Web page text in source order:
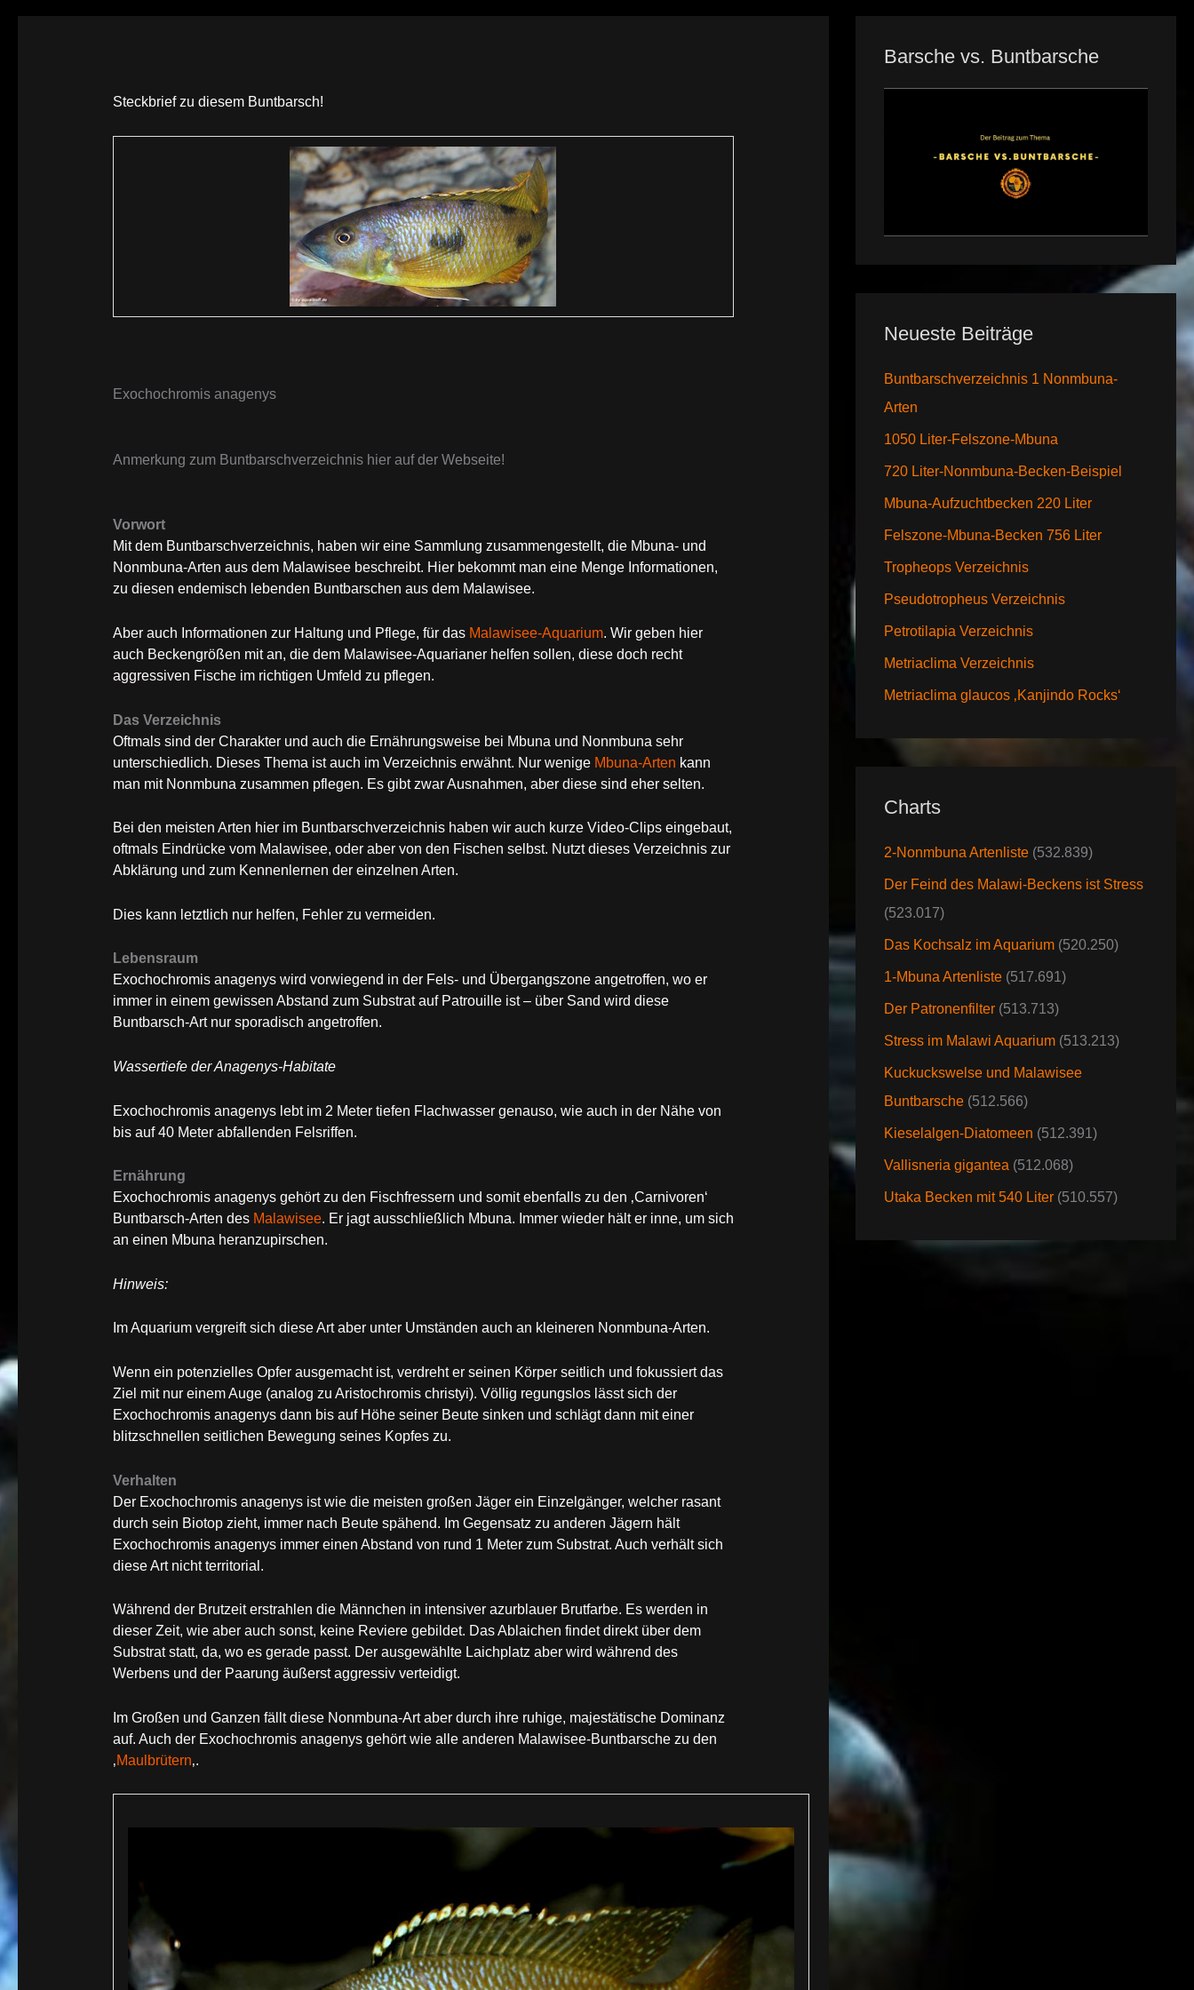
Steckbrief zu diesem Buntbarsch!
Exochochromis anagenys
Anmerkung zum Buntbarschverzeichnis hier auf der Webseite!
Vorwort
Mit dem Buntbarschverzeichnis, haben wir eine Sammlung zusammengestellt, die Mbuna- und
Nonmbuna-Arten aus dem Malawisee beschreibt. Hier bekommt man eine Menge Informationen,
zu diesen endemisch lebenden Buntbarschen aus dem Malawisee.
Aber auch Informationen zur Haltung und Pflege, für das Malawisee-Aquarium. Wir geben hier
auch Beckengrößen mit an, die dem Malawisee-Aquarianer helfen sollen, diese doch recht
aggressiven Fische im richtigen Umfeld zu pflegen.
Das Verzeichnis
Oftmals sind der Charakter und auch die Ernährungsweise bei Mbuna und Nonmbuna sehr
unterschiedlich. Dieses Thema ist auch im Verzeichnis erwähnt. Nur wenige Mbuna-Arten kann
man mit Nonmbuna zusammen pflegen. Es gibt zwar Ausnahmen, aber diese sind eher selten.
Bei den meisten Arten hier im Buntbarschverzeichnis haben wir auch kurze Video-Clips eingebaut,
oftmals Eindrücke vom Malawisee, oder aber von den Fischen selbst. Nutzt dieses Verzeichnis zur
Abklärung und zum Kennenlernen der einzelnen Arten.
Dies kann letztlich nur helfen, Fehler zu vermeiden.
Lebensraum
Exochochromis anagenys wird vorwiegend in der Fels- und Übergangszone angetroffen, wo er
immer in einem gewissen Abstand zum Substrat auf Patrouille ist – über Sand wird diese
Buntbarsch-Art nur sporadisch angetroffen.
Wassertiefe der Anagenys-Habitate
Exochochromis anagenys lebt im 2 Meter tiefen Flachwasser genauso, wie auch in der Nähe von
bis auf 40 Meter abfallenden Felsriffen.
Ernährung
Exochochromis anagenys gehört zu den Fischfressern und somit ebenfalls zu den ‚Carnivoren‘
Buntbarsch-Arten des Malawisee. Er jagt ausschließlich Mbuna. Immer wieder hält er inne, um sich
an einen Mbuna heranzupirschen.
Hinweis:
Im Aquarium vergreift sich diese Art aber unter Umständen auch an kleineren Nonmbuna-Arten.
Wenn ein potenzielles Opfer ausgemacht ist, verdreht er seinen Körper seitlich und fokussiert das
Ziel mit nur einem Auge (analog zu Aristochromis christyi). Völlig regungslos lässt sich der
Exochochromis anagenys dann bis auf Höhe seiner Beute sinken und schlägt dann mit einer
blitzschnellen seitlichen Bewegung seines Kopfes zu.
Verhalten
Der Exochochromis anagenys ist wie die meisten großen Jäger ein Einzelgänger, welcher rasant
durch sein Biotop zieht, immer nach Beute spähend. Im Gegensatz zu anderen Jägern hält
Exochochromis anagenys immer einen Abstand von rund 1 Meter zum Substrat. Auch verhält sich
diese Art nicht territorial.
Während der Brutzeit erstrahlen die Männchen in intensiver azurblauer Brutfarbe. Es werden in
dieser Zeit, wie aber auch sonst, keine Reviere gebildet. Das Ablaichen findet direkt über dem
Substrat statt, da, wo es gerade passt. Der ausgewählte Laichplatz aber wird während des
Werbens und der Paarung äußerst aggressiv verteidigt.
Im Großen und Ganzen fällt diese Nonmbuna-Art aber durch ihre ruhige, majestätische Dominanz
auf. Auch der Exochochromis anagenys gehört wie alle anderen Malawisee-Buntbarsche zu den
‚Maulbrütern‚.
Barsche vs. Buntbarsche
Neueste Beiträge
Buntbarschverzeichnis 1 Nonmbuna-
Arten
1050 Liter-Felszone-Mbuna
720 Liter-Nonmbuna-Becken-Beispiel
Mbuna-Aufzuchtbecken 220 Liter
Felszone-Mbuna-Becken 756 Liter
Tropheops Verzeichnis
Pseudotropheus Verzeichnis
Petrotilapia Verzeichnis
Metriaclima Verzeichnis
Metriaclima glaucos ‚Kanjindo Rocks‘
Charts
2-Nonmbuna Artenliste (532.839)
Der Feind des Malawi-Beckens ist Stress
(523.017)
Das Kochsalz im Aquarium (520.250)
1-Mbuna Artenliste (517.691)
Der Patronenfilter (513.713)
Stress im Malawi Aquarium (513.213)
Kuckuckswelse und Malawisee
Buntbarsche (512.566)
Kieselalgen-Diatomeen (512.391)
Vallisneria gigantea (512.068)
Utaka Becken mit 540 Liter (510.557)